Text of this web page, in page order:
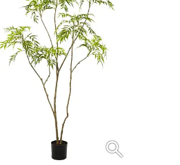
search